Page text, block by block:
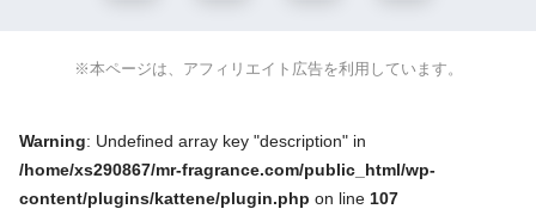
※本ページは、アフィリエイト広告を利用しています。
Warning: Undefined array key "description" in
/home/xs290867/mr-fragrance.com/public_html/wp-
content/plugins/kattene/plugin.php on line 107